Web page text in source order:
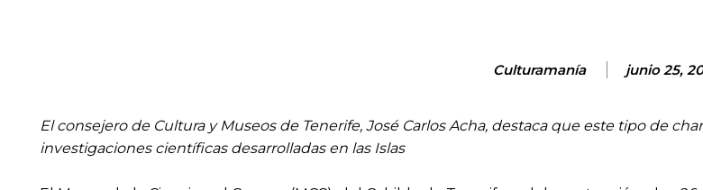
Culturamanía junio 25,
El consejero de Cultura y Museos de Tenerife, José Carlos Acha, destaca que este tipo de
investigaciones científicas desarrolladas en las Islas